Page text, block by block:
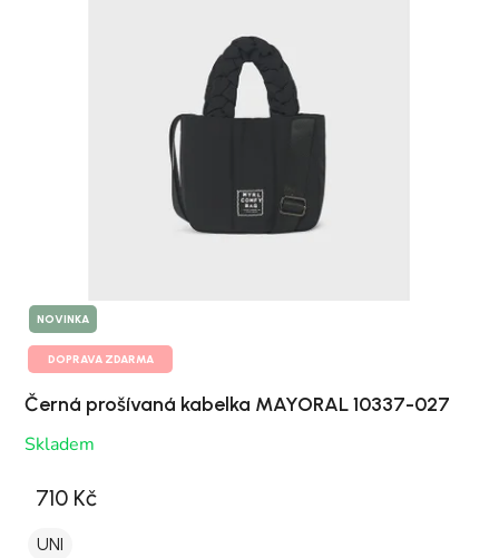
NOVINKA
DOPRAVA ZDARMA
Černá prošívaná kabelka MAYORAL 10337-027
Skladem
710 Kč
UNI